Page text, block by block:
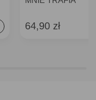
64,90 zł